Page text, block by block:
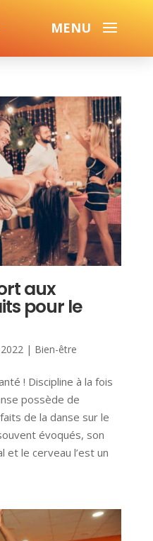
aux
pour le
| Bien-être
! Discipline à la fois
possède de
de la danse sur le
évoqués, son
et le cerveau l’est un